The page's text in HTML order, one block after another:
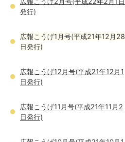
発行)
広報こうげ1月号(平成21年12月28
日発行)
広報こうげ12月号(平成21年12月1
日発行)
広報こうげ11月号(平成21年11月2
日発行)